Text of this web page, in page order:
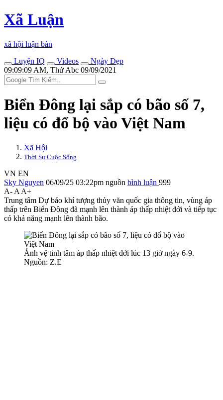
Xã Luận
xã hội luận bàn
Luyện IQ
Videos
Ngày Đẹp
09:09:09 AM, Thứ Abc 09/09/2021
Biển Đông lại sắp có bão số 7,
liệu có đổ bộ vào Việt Nam
Xã Hội
Thời Sự Cuộc Sống
VN EN
Sky Nguyen 06/09/25 03:22pm nguồn bình luận 999
A- A A+
Trung tâm Dự báo khí tượng thủy văn quốc gia thông tin, vùng áp
thấp trên Biển Đông đã mạnh lên thành áp thấp nhiệt đới và tiếp tục
có khả năng mạnh lên thành bão.
Ảnh vệ tinh tâm áp thấp nhiệt đới lúc 13 giờ ngày 6-9.
Nguồn: Z.E